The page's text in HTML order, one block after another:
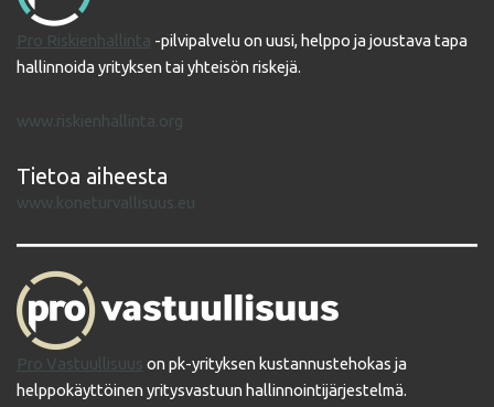
Pro Riskienhallinta -pilvipalvelu on uusi, helppo ja joustava tapa
hallinnoida yrityksen tai yhteisön riskejä.
www.riskienhallinta.org
Tietoa aiheesta
www.koneturvallisuus.eu
Pro Vastuullisuus on pk-yrityksen kustannustehokas ja
helppokäyttöinen yritysvastuun hallinnointijärjestelmä.